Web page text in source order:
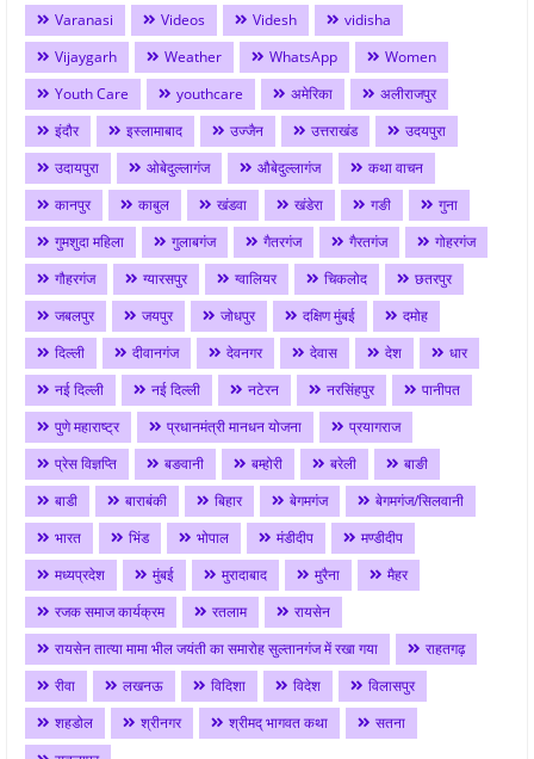
Varanasi
Videos Videsh
vidisha
Vijaygarh
Weather WhatsApp
Women
Youth Care
youthcare अमेरिका
अलीराजपुर
इंदौर
इस्लामाबाद उज्जैन उत्तराखंड
उदयपुरा
उदायपुरा
ओबेदुल्लागंज औबेदुल्लागंज
कथा वाचन
कानपुर
काबुल खंडवा खंडेरा गङी
गुना
गुमशुदा महिला
गुलाबगंज गैतरगंज गैरतगंज
गोहरगंज
गौहरगंज
ग्यारसपुर ग्वालियर चिकलोद
छतरपुर
जबलपुर
जयपुर जोधपुर दक्षिण मुंबई
दमोह
दिल्ली
दीवानगंज देवनगर देवास देश
धार
नई दिल्ली
नई दिल्ली नटेरन नरसिंहपुर
पानीपत
पुणे महाराष्ट्र
प्रधानमंत्री मानधन योजना
प्रयागराज
प्रेस विज्ञप्ति
बङवानी बम्होरी बरेली
बाङी
बाडी
बाराबंकी बिहार बेगमगंज
बेगमगंज/सिलवानी
भारत
भिंड भोपाल मंडीदीप
मण्डीदीप
मध्यप्रदेश
मुंबई मुरादाबाद मुरैना
मैहर
रजक समाज कार्यक्रम
रतलाम
रायसेन
रायसेन तात्या मामा भील जयंती का समारोह सुल्तानगंज में रखा गया
राहतगढ़
रीवा
लखनऊ विदिशा विदेश
विलासपुर
शहडोल
श्रीनगर श्रीमद् भागवत कथा
सतना